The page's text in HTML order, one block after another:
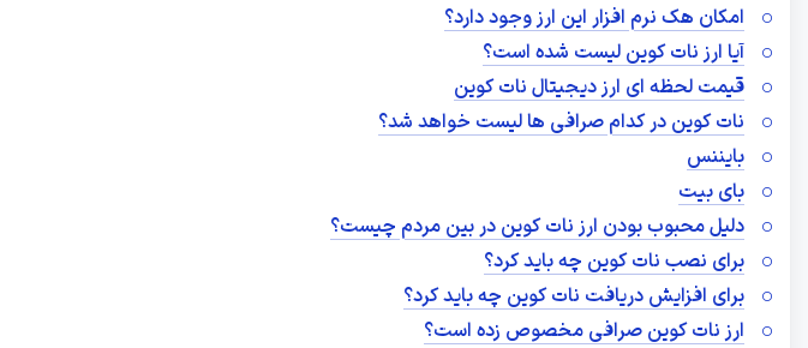
امکان هک نرم افزار این ارز وجود دارد؟
آیا ارز نات کوین لیست شده است؟
قیمت لحظه ای ارز دیجیتال نات کوین
نات کوین در کدام صرافی ها لیست خواهد شد؟
بایننس
بای بیت
دلیل محبوب بودن ارز نات کوین در بین مردم چیست؟
برای نصب نات کوین چه باید کرد؟
برای افزایش دریافت نات کوین چه باید کرد؟
ارز نات کوین صرافی مخصوص زده است؟